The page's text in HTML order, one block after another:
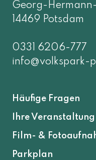
Georg-Hermann-
14469 Potsdam
0331 6206-777
info@volkspark-
Häufige Fragen
Ihre
Film- &
Parkplan